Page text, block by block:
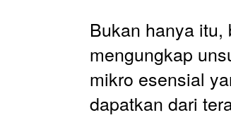
Bukan hanya
mengungkap
mikro esensial
dapatkan dari